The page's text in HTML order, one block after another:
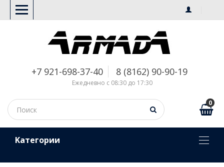
+7 921-698-37-40 8 (8162) 90-90-19
Ежедневно с 08:30 до 17:30
0
Kатегории